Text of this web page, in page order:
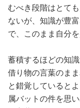
むべき段階はとて
ないが、知識が豊
で、このまま自分
蓄積するほどの知
借り物の言葉のま
と錯覚していると
属バットの件を思